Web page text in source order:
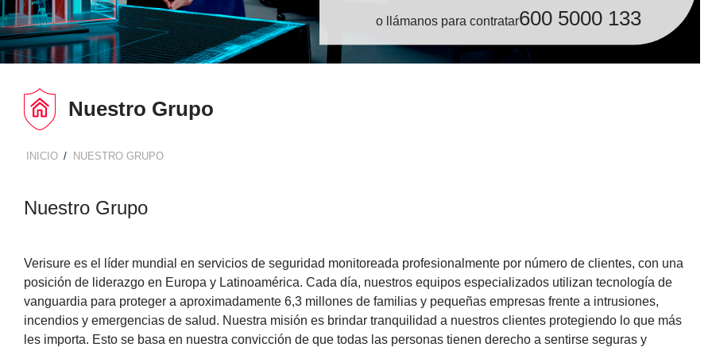
o llámanos para contratar600 5000 133
Nuestro Grupo
BREADCRUMB
INICIO NUESTRO GRUPO
Nuestro Grupo
Verisure es el líder mundial en servicios de seguridad monitoreada profesionalmente por número de clientes, con una
posición de liderazgo en Europa y Latinoamérica. Cada día, nuestros equipos especializados utilizan tecnología de
vanguardia para proteger a aproximadamente 6,3 millones de familias y pequeñas empresas frente a intrusiones,
incendios y emergencias de salud. Nuestra misión es brindar tranquilidad a nuestros clientes protegiendo lo que más
les importa. Esto se basa en nuestra convicción de que todas las personas tienen derecho a sentirse seguras y